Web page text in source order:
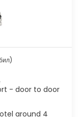
- door to door
around 4